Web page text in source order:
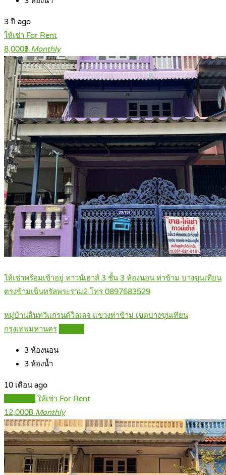
3 ปี ago
ให้เช่า For Rent
8,000฿ Monthly
ให้เช่าพร้อมเข้าอยู่ ทาวน์เฮาส์ 3 ชั้น 3 ห้องนอน ท่าข้าม บางขุนเทียน
ตรงข้ามเซ็นทรัลพระราม2 โทร 0897683529
หมู่บ้านสินทวีแกรนด์วิลเลจ แขวงท่าข้าม เขตบางขุนเทียน
กรุงเทพมหานคร
3 ห้องนอน
3 ห้องน้ำ
10 เดือน ago
ให้เช่า For Rent
12,000฿ Monthly